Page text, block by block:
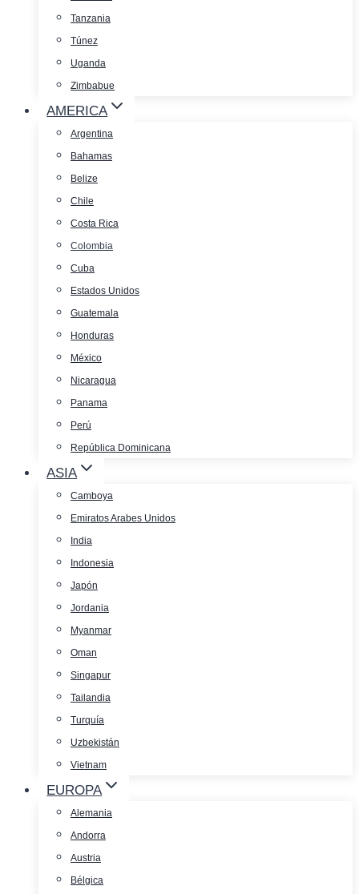
Tanzania
Túnez
Uganda
Zimbabue
AMERICA
Argentina
Bahamas
Belize
Chile
Costa Rica
Colombia
Cuba
Estados Unidos
Guatemala
Honduras
México
Nicaragua
Panama
Perú
República Dominicana
ASIA
Camboya
Emiratos Arabes Unidos
India
Indonesia
Japón
Jordania
Myanmar
Oman
Singapur
Tailandia
Turquía
Uzbekistán
Vietnam
EUROPA
Alemania
Andorra
Austria
Bélgica